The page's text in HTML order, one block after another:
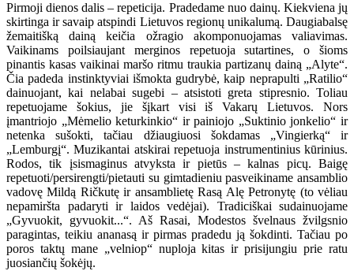
Pirmoji dienos dalis – repeticija. Pradedame nuo dainų. Kiekviena jų
skirtinga ir savaip atspindi Lietuvos regionų unikalumą. Daugiabalsę
žemaitišką dainą keičia ožragio akomponuojamas valiavimas.
Vaikinams poilsiaujant merginos repetuoja sutartines, o šioms
pinantis kasas vaikinai maršo ritmu traukia partizanų dainą „Alyte“.
Čia padeda instinktyviai išmokta gudrybė, kaip neprapulti „Ratilio“
dainuojant, kai nelabai sugebi – atsistoti greta stipresnio. Toliau
repetuojame šokius, jie šįkart visi iš Vakarų Lietuvos. Nors
įmantriojo „Mėmelio keturkinkio“ ir painiojo „Suktinio jonkelio“ ir
netenka sušokti, tačiau džiaugiuosi šokdamas „Vingierką“ ir
„Lemburgį“. Muzikantai atskirai repetuoja instrumentinius kūrinius.
Rodos, tik įsismaginus atvyksta ir pietūs – kalnas picų. Baigę
repetuoti/persirengti/pietauti su gimtadieniu pasveikiname ansamblio
vadovę Mildą Ričkutę ir ansamblietę Rasą Alę Petronytę (to vėliau
nepamiršta padaryti ir laidos vedėjai). Tradiciškai sudainuojame
„Gyvuokit, gyvuokit...“. Aš Rasai, Modestos švelnaus žvilgsnio
paragintas, teikiu ananasą ir pirmas pradedu ją šokdinti. Tačiau po
poros taktų mane „velniop“ nuploja kitas ir prisijungiu prie ratu
juosiančių šokėjų.